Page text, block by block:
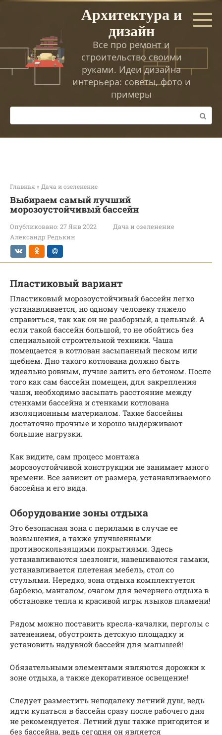
Перейти
Архитектура и
дизайн
Все про ремонт и
строительство своими
руками. Идеи дизайна
интерьера: советы, фото и
примеры
Поиск:
Главная » Дача и озеленение
Выбираем самый лучший
морозоустойчивый бассейн
Опубликовано: 27 Янв 2022
Дача и озеленение
Александр Редькин
Пластиковый вариант
Пластиковый морозоустойчивый бассейн легко
устанавливается, но одному человеку тяжело
справиться, так как он не разборный, а цельный. А
если такой бассейн большой, то не обойтись без
специальной строительной техники. Чаша
помещается в котлован засыпанный песком или
щебнем. Дно такого котлована должно быть
идеально ровным, лучше залить его бетоном. После
того как сам бассейн помещен, для закрепления
чаши, необходимо засыпать расстояние между
стенками бассейна и стенками котлована
изоляционным материалом. Такие бассейны
достаточно прочные и хорошо выдерживают
большие нагрузки.
Как видите, сам процесс монтажа
морозоустойчивой конструкции не занимает много
времени. Все зависит от размера, устанавливаемого
бассейна и его вида.
Оборудование зоны отдыха
Это безопасная зона с перилами в случае ее
возвышения, а также улучшенными
противоскользящими покрытиями. Здесь
устанавливаются шезлонги, навешиваются гамаки,
устанавливается плетеная мебель, стол со
стульями. Нередко, зона отдыха комплектуется
барбекю, мангалом, очагом для вечернего отдыха в
обстановке тепла и красивой игры языков пламени!
Рядом можно поставить кресла-качалки, перголы с
затенением, обустроить детскую площадку и
установить надувной бассейн для малышей!
Обязательными элементами являются дорожки к
зоне отдыха, а также декоративное освещение!
Следует разместить неподалеку летний душ, ведь
идти купаться в бассейн сразу после рабочего дня
не рекомендуется. Летний душ также пригодится и
без бассейна, ведь сегодня он является